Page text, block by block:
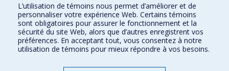
Plan du site
Signaler une erreur
Accessibilité
FACULTÉ DES ARTS ET DES SCIENCES
L’utilisation de témoins nous permet d’améliorer et de
personnaliser votre expérience Web. Certains témoins
sont obligatoires pour assurer le fonctionnement et la
sécurité du site Web, alors que d’autres enregistrent vos
préférences. En acceptant tout, vous consentez à notre
utilisation de témoins pour mieux répondre à vos besoins.